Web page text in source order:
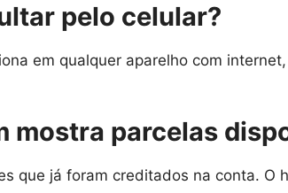
pelo celular?
em qualquer aparelho com
mostra parcelas
que já foram creditados na conta. O